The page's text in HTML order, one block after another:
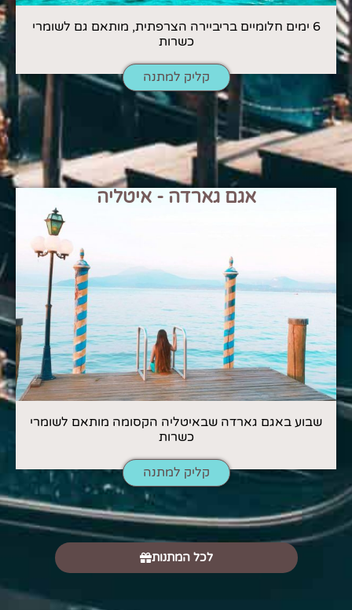
6 ימים חלומיים בריביירה הצרפתית, מותאם גם לשומרי
כשרות
קליק למתנה
אגם גארדה - איטליה
שבוע באגם גארדה שבאיטליה הקסומה מותאם לשומרי
כשרות
קליק למתנה
לכל המתנות